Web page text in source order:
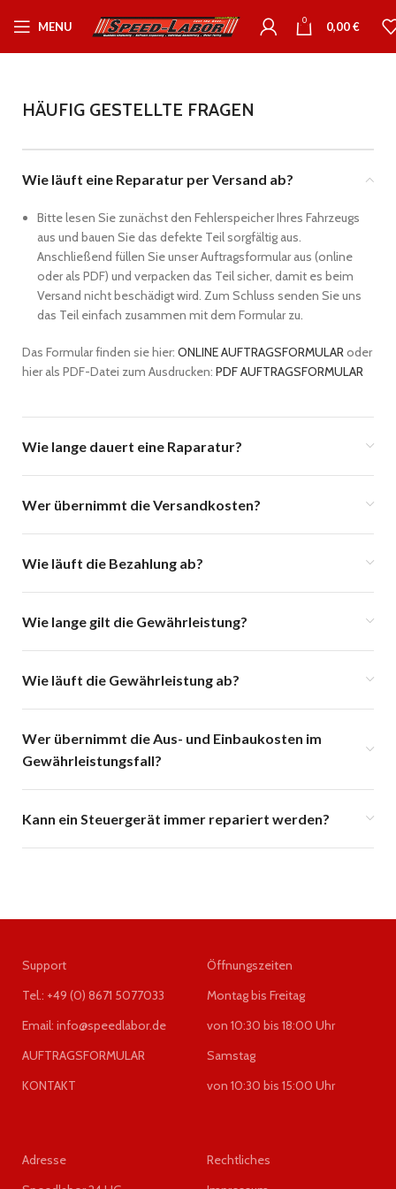
MENU 0 0,00€
HÄUFIG GESTELLTE FRAGEN
Wie läuft eine Reparatur per Versand ab?
Bitte lesen Sie zunächst den Fehlerspeicher Ihres Fahrzeugs
aus und bauen Sie das defekte Teil sorgfältig aus.
Anschließend füllen Sie unser Auftragsformular aus (online
oder als PDF) und verpacken das Teil sicher, damit es beim
Versand nicht beschädigt wird. Zum Schluss senden Sie uns
das Teil einfach zusammen mit dem Formular zu.
Das Formular finden sie hier: ONLINE AUFTRAGSFORMULARoder
hier als PDF-Datei zum Ausdrucken: PDF AUFTRAGSFORMULAR
Wie lange dauert eine Raparatur?
Wer übernimmt die Versandkosten?
Wie läuft die Bezahlung ab?
Wie lange gilt die Gewährleistung?
Wie läuft die Gewährleistung ab?
Wer übernimmt die Aus- und Einbaukosten im
Gewährleistungsfall?
Kann ein Steuergerät immer repariert werden?
Support
Tel.: +49 (0) 8671 5077033
Email: info@speedlabor.de
AUFTRAGSFORMULAR
KONTAKT
Öffnungszeiten
Montag bis Freitag
von 10:30 bis 18:00 Uhr
Samstag
von 10:30 bis 15:00 Uhr
Adresse
Rechtliches